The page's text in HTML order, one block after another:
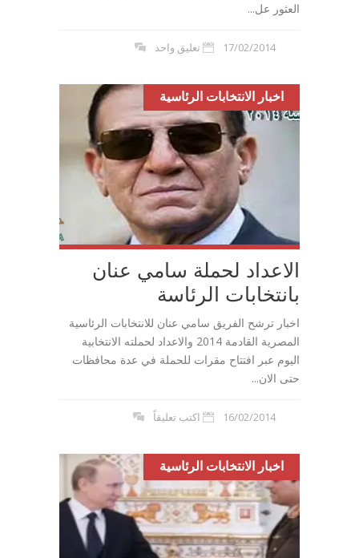
العثور عل...
17/02/2014 تعليق واحد
اخبار الانتخابات الرئاسية
الاعداد لحملة سامي عنان
بانتخابات الرئاسة
اخبار ترشح الفريق سامي عنان للانتخابات الرئاسية
المصرية القادمة 2014 والاعداد لحملته الانتخابية
اليوم عبر افتتاح مقرات للحملة في عدة محافظات
حتى الان...
16/02/2014 اكتب تعليقاً
اخبار الانتخابات الرئاسية